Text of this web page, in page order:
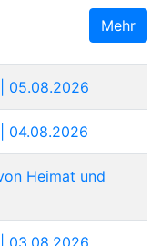
Mehr
05.08.2026
04.08.2026
Heimat und
03.08.2026